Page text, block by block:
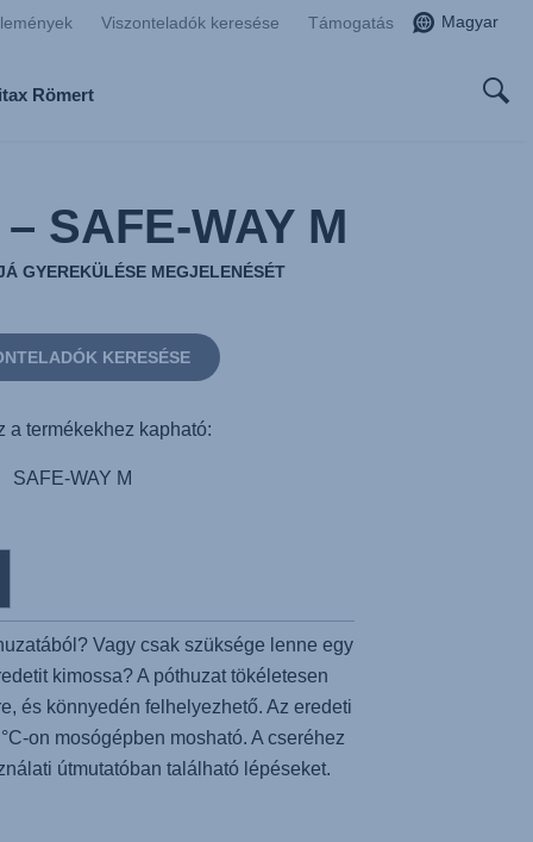
Viszonteladók keresése Támogatás Magyar
Römert
SAFE-WAY M
GYEREKÜLÉSE MEGJELENÉSÉT
KERESÉSE
a termékekhez kapható:
SAFE-WAY M
Vagy csak szüksége lenne egy
kimossa? A póthuzat tökéletesen
és könnyedén felhelyezhető. Az eredeti
on mosógépben mosható. A cseréhez
útmutatóban található lépéseket.